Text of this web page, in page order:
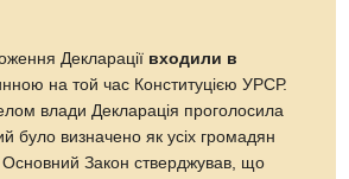
Декларації входили в
на той час Конституцією УРСР.
влади Декларація проголосила
було визначено як усіх громадян
Основний Закон стверджував, що